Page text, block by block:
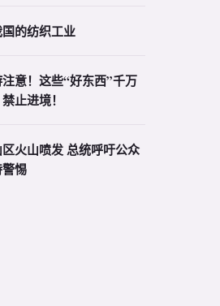
的纺织工业
意！这些“好东西”千万
止进境！
火山喷发 总统呼吁公众
惕